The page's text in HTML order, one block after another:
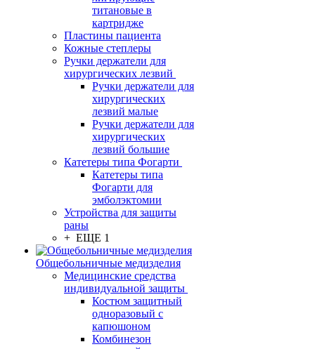
титановые в
картридже
Пластины пациента
Кожные степлеры
Ручки держатели для
хирургических лезвий
Ручки держатели для
хирургических
лезвий малые
Ручки держатели для
хирургических
лезвий большие
Катетеры типа Фогарти
Катетеры типа
Фогарти для
эмболэктомии
Устройства для защиты
раны
+ ЕЩЕ 1
Общебольничные медизделия
Медицинские средства
индивидуальной защиты
Костюм защитный
одноразовый с
капюшоном
Комбинезон